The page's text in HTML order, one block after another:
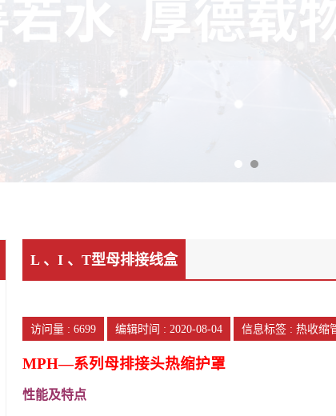
L 、I 、T型母排接线盒
访问量 : 6699 编辑时间 : 2020-08-04 信息标签 : 热收缩
MPH—系列母排接头热缩护罩
性能及特点